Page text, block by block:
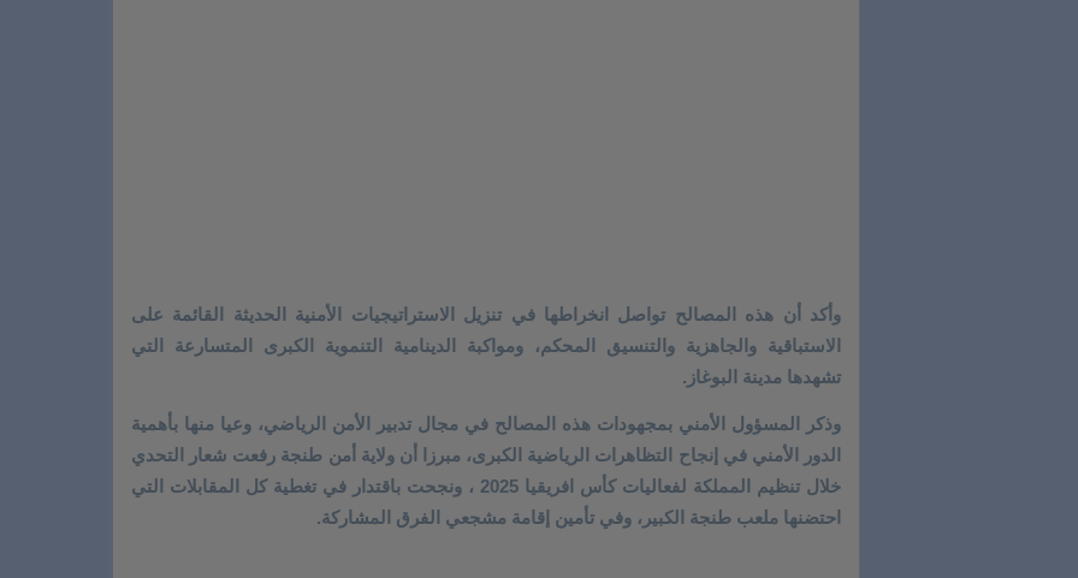
وأكد أن هذه المصالح تواصل انخراطها في تنزيل الاستراتيجيات الأمنية الحديثة القائمة على
الاستباقية والجاهزية والتنسيق المحكم، ومواكبة الدينامية التنموية الكبرى المتسارعة التي
تشهدها مدينة البوغاز.
وذكر المسؤول الأمني بمجهودات هذه المصالح في مجال تدبير الأمن الرياضي، وعيا منها بأهمية
الدور الأمني في إنجاح التظاهرات الرياضية الكبرى، مبرزا أن ولاية أمن طنجة رفعت شعار التحدي
خلال تنظيم المملكة لفعاليات كأس افريقيا 2025 ، ونجحت باقتدار في تغطية كل المقابلات التي
احتضنها ملعب طنجة الكبير، وفي تأمين إقامة مشجعي الفرق المشاركة.